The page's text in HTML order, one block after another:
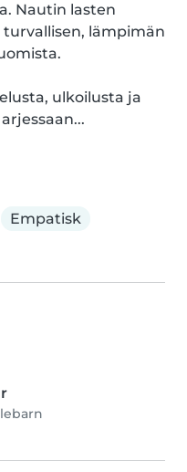
Nautin lasten
lämpimän
ulkoilusta ja
Empatisk